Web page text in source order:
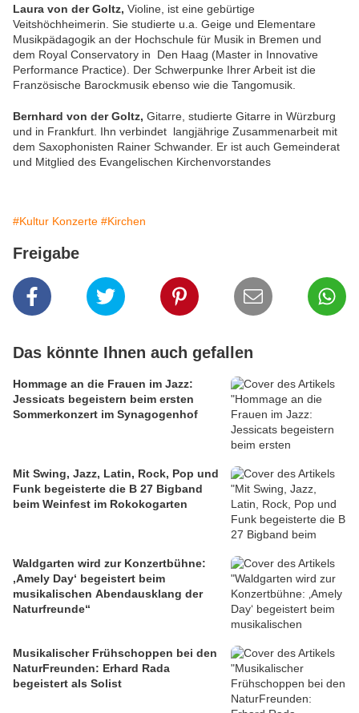
Laura von der Goltz, Violine, ist eine gebürtige
Veitshöchheimerin. Sie studierte u.a. Geige und Elementare
Musikpädagogik an der Hochschule für Musik in Bremen und
dem Royal Conservatory in Den Haag (Master in Innovative
Performance Practice). Der Schwerpunke Ihrer Arbeit ist die
Französische Barockmusik ebenso wie die Tangomusik.
Bernhard von der Goltz, Gitarre, studierte Gitarre in Würzburg
und in Frankfurt. Ihn verbindet langjährige Zusammenarbeit mit
dem Saxophonisten Rainer Schwander. Er ist auch Gemeinderat
und Mitglied des Evangelischen Kirchenvorstandes
#Kultur Konzerte #Kirchen
Freigabe
Das könnte Ihnen auch gefallen
Hommage an die Frauen im Jazz:
Jessicats begeistern beim ersten
Sommerkonzert im Synagogenhof
Mit Swing, Jazz, Latin, Rock, Pop und
Funk begeisterte die B 27 Bigband
beim Weinfest im Rokokogarten
Waldgarten wird zur Konzertbühne:
‚Amely Day‘ begeistert beim
musikalischen Abendausklang der
Naturfreunde“
Musikalischer Frühschoppen bei den
NaturFreunden: Erhard Rada
begeistert als Solist